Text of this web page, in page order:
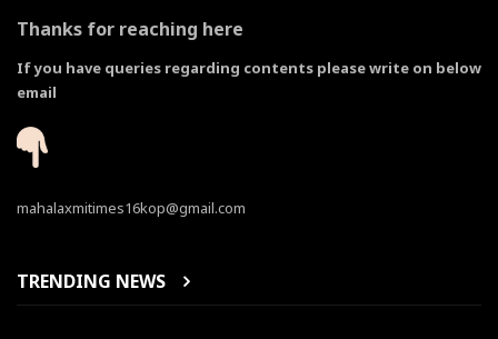
Thanks for reaching here
If you have queries regarding contents please write on below
email
mahalaxmitimes16kop@gmail.com
TRENDING NEWS